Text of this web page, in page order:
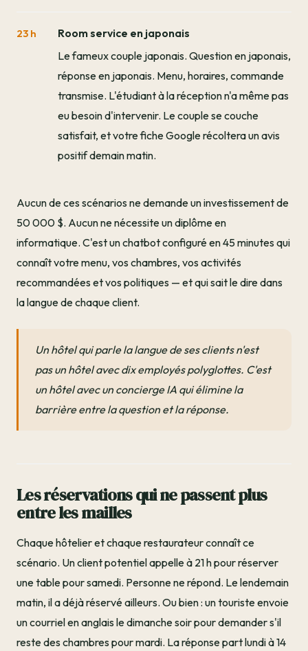
23 h
Room service en japonais
Le fameux couple japonais. Question en japonais,
réponse en japonais. Menu, horaires, commande
transmise. L'étudiant à la réception n'a même pas
eu besoin d'intervenir. Le couple se couche
satisfait, et votre fiche Google récoltera un avis
positif demain matin.
Aucun de ces scénarios ne demande un investissement de
50 000 $. Aucun ne nécessite un diplôme en
informatique. C'est un chatbot configuré en 45 minutes qui
connaît votre menu, vos chambres, vos activités
recommandées et vos politiques — et qui sait le dire dans
la langue de chaque client.
Un hôtel qui parle la langue de ses clients n'est
pas un hôtel avec dix employés polyglottes. C'est
un hôtel avec un concierge IA qui élimine la
barrière entre la question et la réponse.
Les réservations qui ne passent plus
entre les mailles
Chaque hôtelier et chaque restaurateur connaît ce
scénario. Un client potentiel appelle à 21 h pour réserver
une table pour samedi. Personne ne répond. Le lendemain
matin, il a déjà réservé ailleurs. Ou bien : un touriste envoie
un courriel en anglais le dimanche soir pour demander s'il
reste des chambres pour mardi. La réponse part lundi à 14